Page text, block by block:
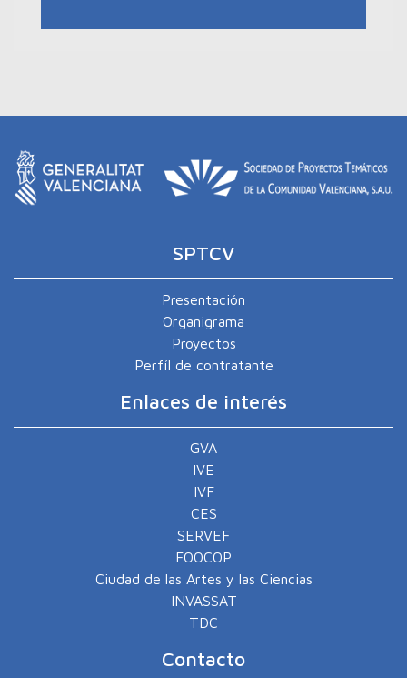
SPTCV
Presentación
Organigrama
Proyectos
Perfíl de contratante
Enlaces de interés
GVA
IVE
IVF
CES
SERVEF
FOOCOP
Ciudad de las Artes y las Ciencias
INVASSAT
TDC
Contacto